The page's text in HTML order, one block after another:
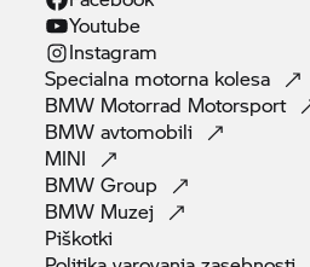
Youtube
Instagram
Specialna motorna kolesa
BMW Motorrad Motorsport
BMWavtomobili
MINI
BMWGroup
BMW Muzej
Piškotki